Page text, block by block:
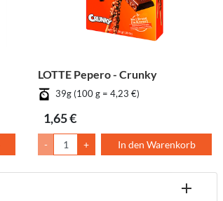
LOTTE Pepero - Crunky
39g (100 g = 4,23 €)
1,65 €
- + In den Warenkorb